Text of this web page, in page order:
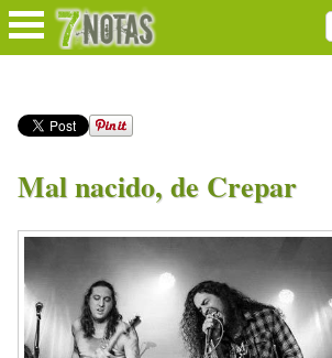
Mal nacido, de Crepar